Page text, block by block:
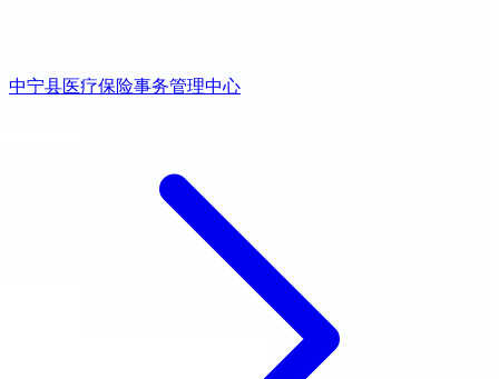
中宁县医疗保险事务管理中心